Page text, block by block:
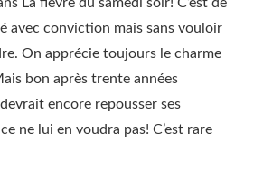
avec conviction mais sans vouloir
On apprécie toujours le charme
bon après trente années
devrait encore repousser ses
ne lui en voudra pas! C’est rare